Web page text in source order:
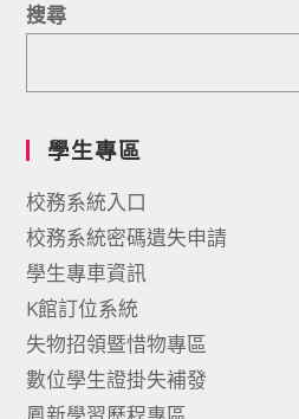
搜尋
學生專區
校務系統入口
校務系統密碼遺失申請
學生專車資訊
K館訂位系統
失物招領暨惜物專區
數位學生證掛失補發